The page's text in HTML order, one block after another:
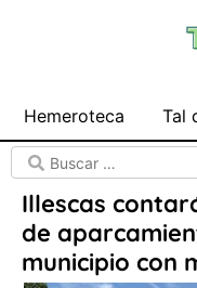
Hemeroteca Tal
Illescas
de
municipio con